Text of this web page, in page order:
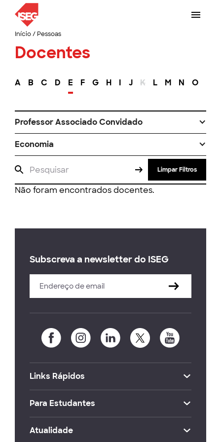
Início/ Pessoas
Docentes
A B C D E F G H I J K L M N O
Professor Associado Convidado
Economia
Limpar Filtros
Não foram encontrados docentes.
Subscreva a newsletter do ISEG
Links Rápidos
Para Estudantes
Atualidade